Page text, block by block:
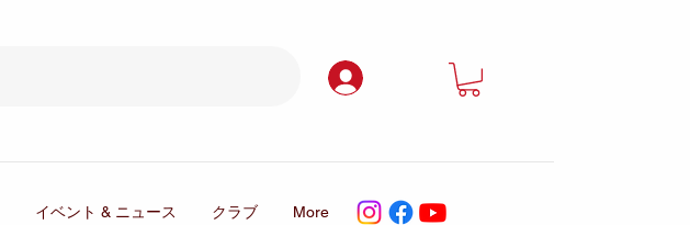
ログイン
イベント & ニュース クラブ More